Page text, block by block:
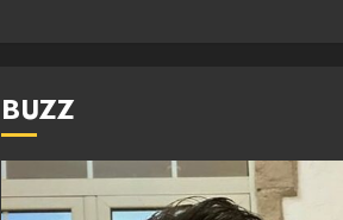
BUZZ